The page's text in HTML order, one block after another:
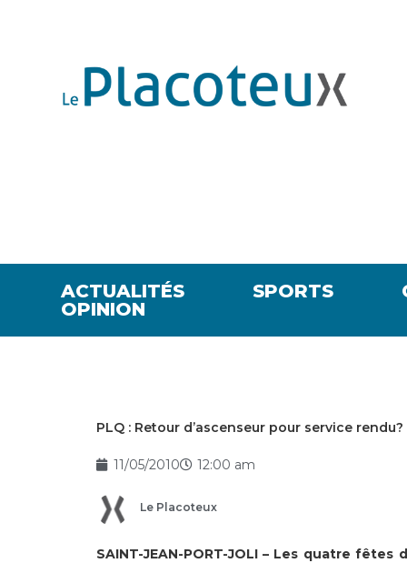
ACTUALITÉS SPORTS
OPINION
PLQ : Retour d’ascenseur pour service rendu?
11/05/2010 12:00 am
Le Placoteux
SAINT-JEAN-PORT-JOLI – Les quatre